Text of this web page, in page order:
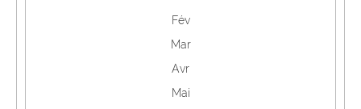
Fév
Mar
Avr
Mai